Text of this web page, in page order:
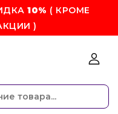
10% ( КРОМЕ
)